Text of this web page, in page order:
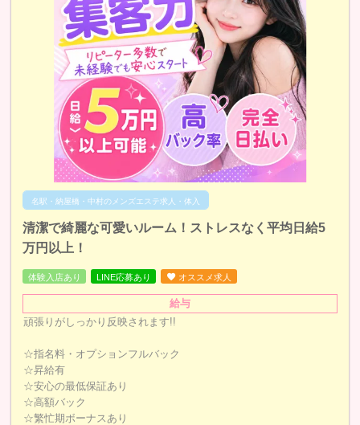
名駅・納屋橋・中村のメンズエステ求人・体入
清潔で綺麗な可愛いルーム！ストレスなく平均日給5
万円以上！
体験入店あり LINE応募あり オススメ求人
給与
頑張りがしっかり反映されます!!
☆指名料・オプションフルバック
☆昇給有
☆安心の最低保証あり
☆高額バック
☆繁忙期ボーナスあり